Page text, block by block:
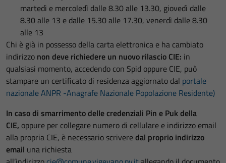
martedì e mercoledì dalle 8.30 alle 13.30, giovedì dalle
8.30 alle 13 e dalle 15.30 alle 17.30, venerdì dalle 8.30
alle 13
Chi è già in possesso della carta elettronica e ha cambiato
indirizzo non deve richiedere un nuovo rilascio CIE: in
qualsiasi momento, accedendo con Spid oppure CIE, può
stampare un certificato di residenza aggiornato dal portale
nazionale ANPR -Anagrafe Nazionale Popolazione Residente)
In caso di smarrimento delle credenziali Pin e Puk della
CIE, oppure per collegare numero di cellulare e indirizzo email
alla propria CIE, è necessario scriveredal proprio indirizzo
email una richiesta